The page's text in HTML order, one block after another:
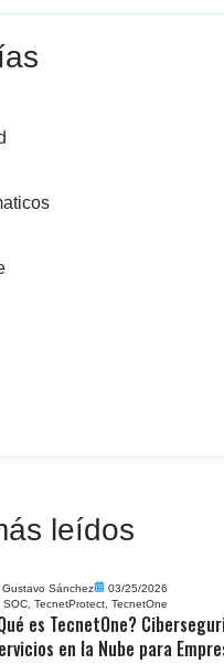
leídos
Gustavo Sánchez
03/25/2026
SOC,TecnetProtect,TecnetOne
es TecnetOne?
en la Nube para